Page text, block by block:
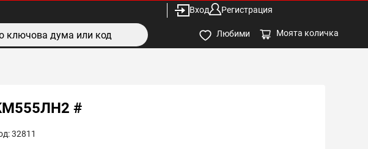
Вход Регистрация
Любими Моята количка
#
32811